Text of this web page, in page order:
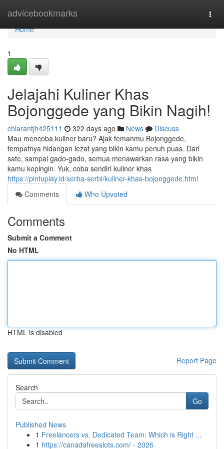
advicebookmarks
Home
Home
1
Jelajahi Kuliner Khas
Bojonggede yang Bikin Nagih!
chiarantjh425111 322 days ago News
Discuss
Mau mencoba kuliner baru? Ajak temanmu Bojonggede,
tempatnya hidangan lezat yang bikin kamu penuh puas. Dari
sate, sampai gado-gado, semua menawarkan rasa yang bikin
kamu kepingin. Yuk, coba sendiri kuliner khas
https://pintuplay.id/serba-serbi/kuliner-khas-bojonggede.html
Comments
Who Upvoted
Comments
Submit a Comment
No HTML
HTML is disabled
Report Page
Search
Go
Published News
1 Freelancers vs. Dedicated Team: Which is Right ...
1 https://canadafreeslots.com/ - 2026